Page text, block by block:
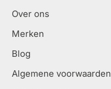
Over ons
Merken
Blog
Algemene voorwaarden